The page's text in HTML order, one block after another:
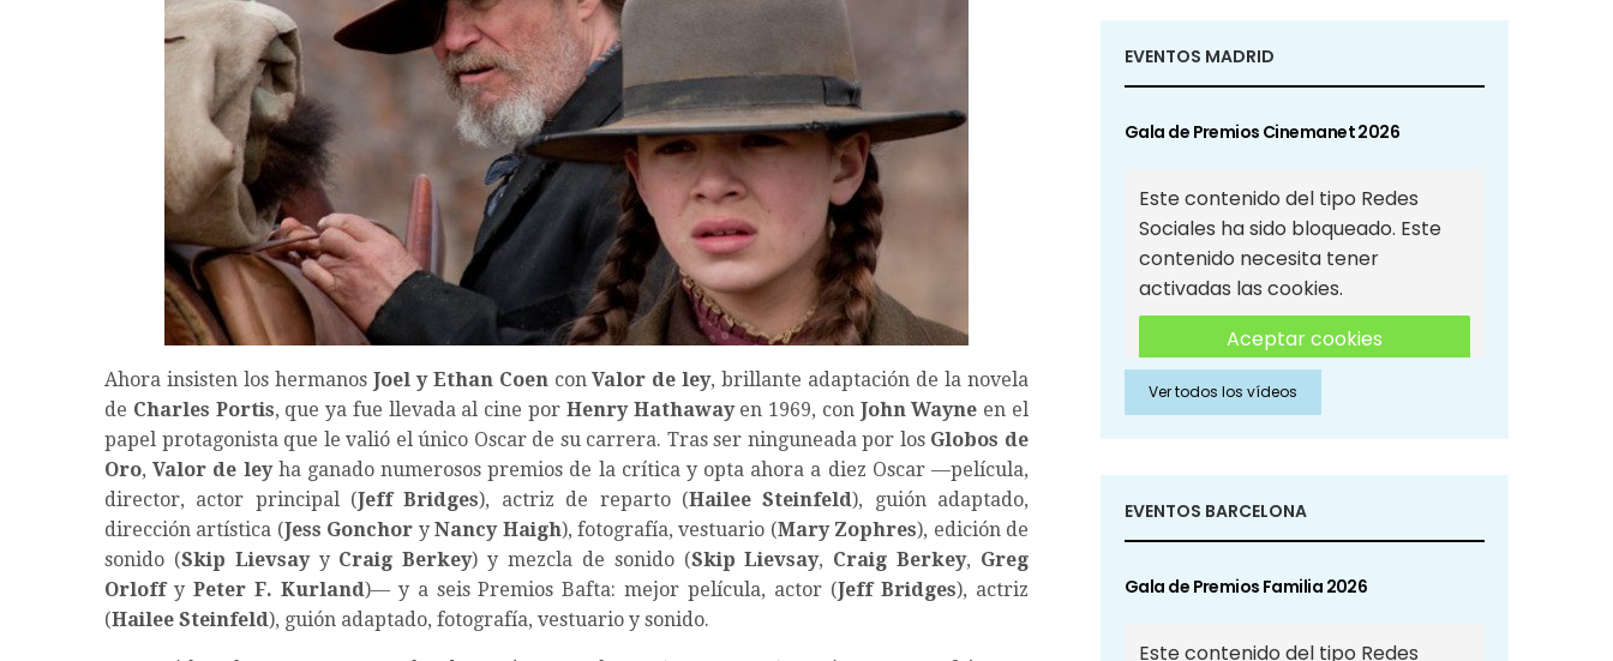
Ahora insisten los hermanos Joel y Ethan CoenconValor de ley, brillante adaptación de la novela
de Charles Portis, que ya fue llevada al cine por Henry Hathawayen 1969, con John Wayne en el
papel protagonista que le valió el único Oscar de su carrera. Tras ser ninguneada por los Globos de
Oro,Valor de leyha ganado numerosos premios de la crítica y opta ahora a diez Oscar —película,
director, actor principal (Jeff Bridges), actriz de reparto (Hailee Steinfeld), guión adaptado,
dirección artística (Jess Gonchor yNancy Haigh), fotografía, vestuario (Mary Zophres), edición de
sonido (Skip Lievsayy Craig Berkey) y mezcla de sonido (Skip Lievsay, Craig Berkey, Greg
Orloffy Peter F. Kurland)— y a seis Premios Bafta: mejor película, actor (Jeff Bridges), actriz
(Hailee Steinfeld), guión adaptado, fotografía, vestuario y sonido.
EVENTOS MADRID
Gala de Premios Cinemanet 2026
Este contenido del tipo Redes
Sociales ha sido bloqueado. Este
contenido necesita tener
activadas las cookies.
Aceptar cookies
Aceptar cookies de Redes
Sociales
Ver todos los vídeos
EVENTOS BARCELONA
Gala de Premios Familia 2026
Este contenido del tipo Redes